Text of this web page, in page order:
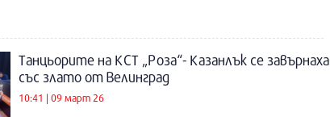
Танцьорите на КСТ „Роза“- Казанлък се завърнаха
със злато от Велинград
10:41 | 09 март 26